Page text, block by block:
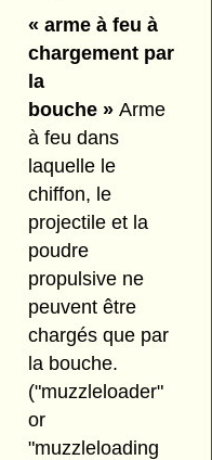
« arme à feu à
chargement par
la
bouche » Arme
à feu dans
laquelle le
chiffon, le
projectile et la
poudre
propulsive ne
peuvent être
chargés que par
la bouche.
("muzzleloader"
or
"muzzleloading